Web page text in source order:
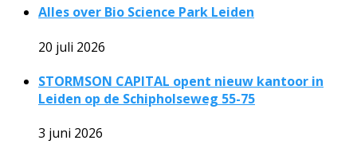
Alles over Bio Science Park Leiden
20 juli 2026
STORMSON CAPITAL opent nieuw kantoor in
Leiden op de Schipholseweg 55-75
3 juni 2026